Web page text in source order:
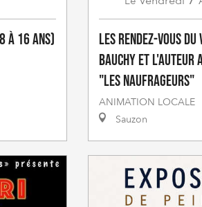
à 16 ans)
Les rendez-vous du
Bauchy et l'auteur
"Les naufrageurs"
ANIMATION LOCALE
Sauzon